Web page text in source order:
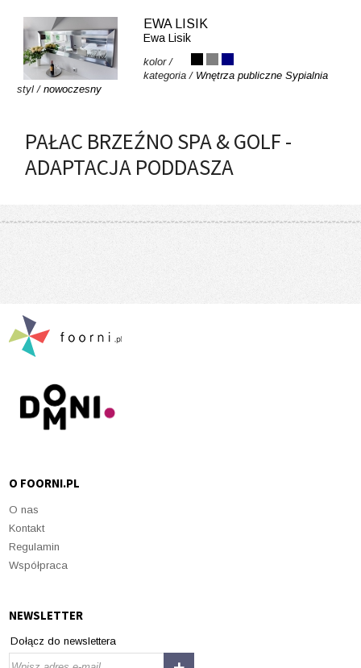
EWA LISIK
Ewa Lisik
kolor /
kategoria / Wnętrza publiczne Sypialnia
styl / nowoczesny
PAŁAC BRZEŹNO SPA & GOLF -
ADAPTACJA PODDASZA
O FOORNI.PL
O nas
Kontakt
Regulamin
Współpraca
NEWSLETTER
Dołącz do newslettera